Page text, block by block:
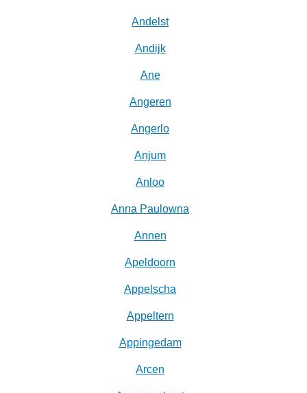
Andelst
Andijk
Ane
Angeren
Angerlo
Anjum
Anloo
Anna Paulowna
Annen
Apeldoorn
Appelscha
Appeltern
Appingedam
Arcen